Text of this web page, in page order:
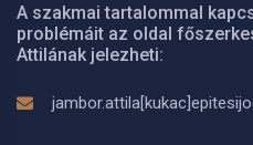
A szakmai tartalommal
problémáit az oldal
Attilának jelezheti: